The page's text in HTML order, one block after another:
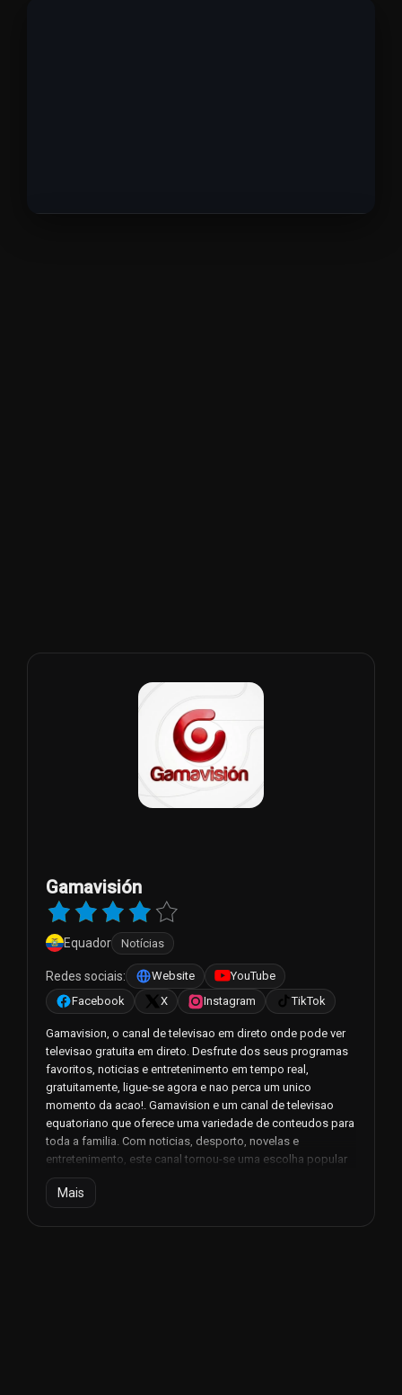
Gamavisión
Equador Notícias
Redes sociais: Website
YouTube
Facebook
X Instagram TikTok
Gamavision, o canal de televisao em direto onde pode ver
televisao gratuita em direto. Desfrute dos seus programas
favoritos, noticias e entretenimento em tempo real,
gratuitamente, ligue-se agora e nao perca um unico
momento da acao!. Gamavision e um canal de televisao
equatoriano que oferece uma variedade de conteudos para
toda a familia. Com noticias, desporto, novelas e
entretenimento, este canal tornou-se uma escolha popular
para os telespectadores no Equador.
O canal comecou a emitir em 18 de abril de 1977 e, desde
entao, tem evoluido para se adaptar as necessidades e
Mais